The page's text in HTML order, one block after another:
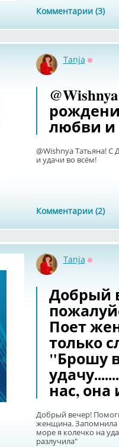
Комментарии (3)
Tanja
любви и
@Wishnya Татьяна!
и удачи во всём!
Комментарии (2)
Tanja
Добрый
Поет
только
"Брошу
нас, она
Добрый вечер!
женщина. Запомнила
море я колечко на
разлучила"